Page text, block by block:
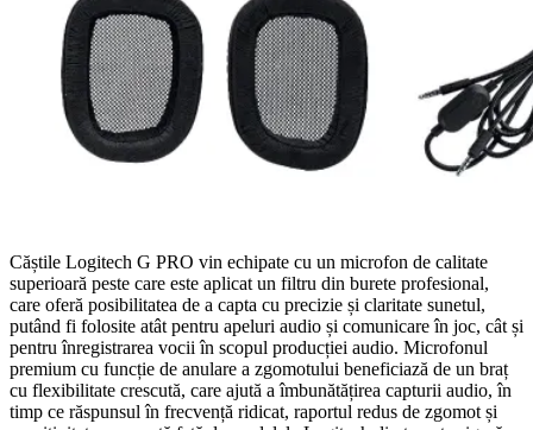
Căștile Logitech G PRO vin echipate cu un microfon de calitate
superioară peste care este aplicat un filtru din burete profesional,
care oferă posibilitatea de a capta cu precizie și claritate sunetul,
putând fi folosite atât pentru apeluri audio și comunicare în joc, cât și
pentru înregistrarea vocii în scopul producției audio. Microfonul
premium cu funcție de anulare a zgomotului beneficiază de un braț
cu flexibilitate crescută, care ajută a îmbunătățirea capturii audio, în
timp ce răspunsul în frecvență ridicat, raportul redus de zgomot și